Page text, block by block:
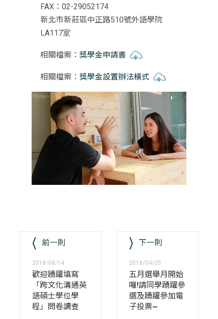
FAX：02-29052174
新北市新莊區中正路510號外語學院
LA117室
相關檔案： 獎學金申請書
相關檔案： 獎學金設置辦法橫式
前一則
2018/08/14
歡迎踴躍填寫
「跨文化溝通英
語碩士學位學
程」問卷調查
下一則
2018/04/25
五月選舉月開始
囉!請同學踴躍參
選及踴躍參加電
子投票~